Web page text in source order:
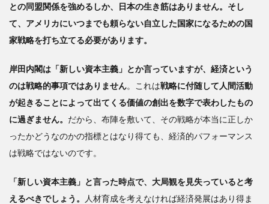
との同盟関係を強めるしか、日本の生き筋はありません。そし
て、アメリカにいつまでも頼らない自立した国家になるための国
家戦略を打ち立てる必要があります。
岸田内閣は「新しい資本主義」とか言っていますが、経済という
のは戦略的事項ではありません。これは戦略に付随して人間活動
が起きることによって出てくる価値の創出を数字で表わしたもの
に過ぎません。 だから、布陣を敷いて、その戦略が本当に正しか
ったかどうなのかの指標とはなり得ても、経済的パフォーマンス
は戦略ではないのです。
「新しい資本主義」と言った時点で、大局観を見失っていると考
えるべきでしょう。
人材育成を考えなければ経済発展はあり得ま